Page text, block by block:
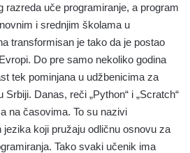
razreda uče programiranje, a program
i srednjim školama u
transformisan je tako da je postao
Do pre samo nekoliko godina
tek pominjana u udžbenicima za
Danas, reči „Python“ i „Scratch“
na časovima. To su nazivi
koji pružaju odličnu osnovu za
Tako svaki učenik ima